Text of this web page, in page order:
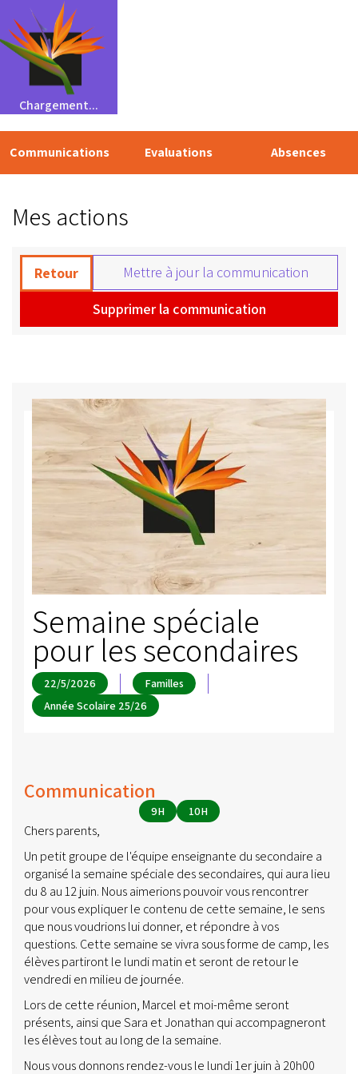
Chargement...
Communications Evaluations Absences
Mes actions
Retour
Mettre à jour la communication
Supprimer la communication
Semaine spéciale
pour les secondaires
22/5/2026
Familles
Année Scolaire 25/26
Communication
9H 10H
Chers parents,
Un petit groupe de l'équipe enseignante du secondaire a
organisé la semaine spéciale des secondaires, qui aura lieu
du 8 au 12 juin. Nous aimerions pouvoir vous rencontrer
pour vous expliquer le contenu de cette semaine, le sens
que nous voudrions lui donner, et répondre à vos
questions. Cette semaine se vivra sous forme de camp, les
élèves partiront le lundi matin et seront de retour le
vendredi en milieu de journée.
Lors de cette réunion, Marcel et moi-même seront
présents, ainsi que Sara et Jonathan qui accompagneront
les élèves tout au long de la semaine.
Nous vous donnons rendez-vous le lundi 1er juin à 20h00